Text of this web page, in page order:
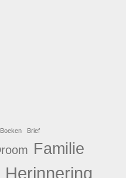
Boeken Brief
Familie
Herinnering